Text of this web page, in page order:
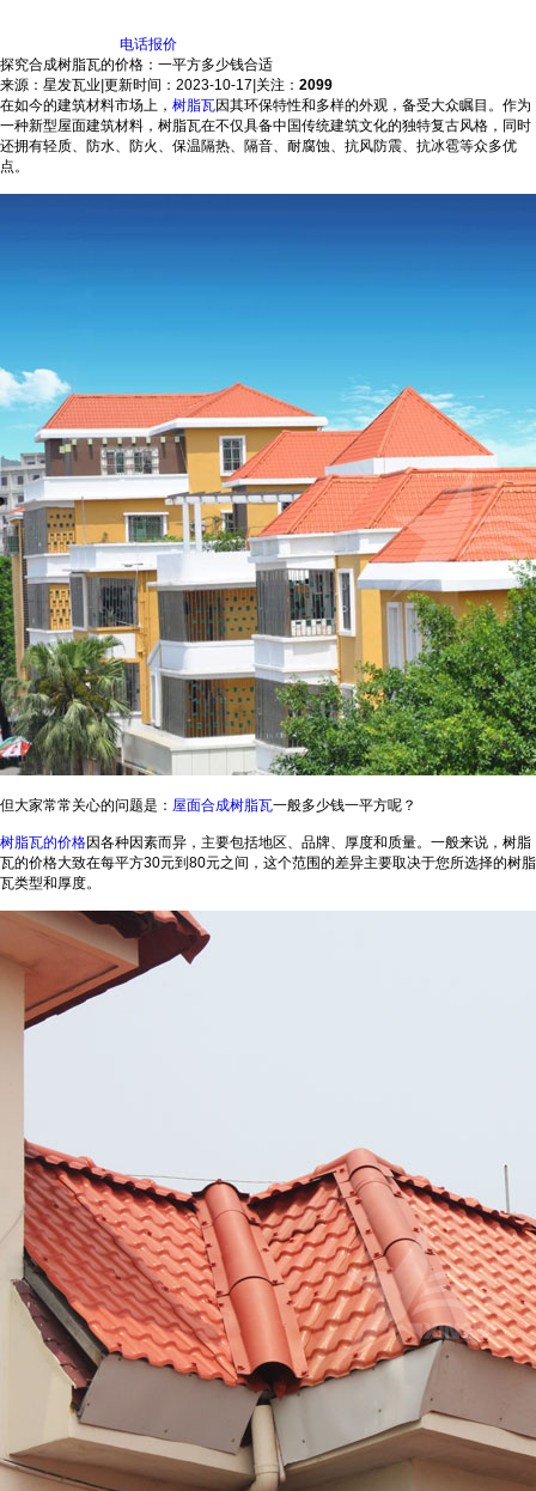
电话报价
探究合成树脂瓦的价格：一平方多少钱合适
来源：星发瓦业 更新时间：2023-10-17 关注： 2099
在如今的建筑材料市场上， 树脂瓦因其环保特性和多样的外观，备受大众瞩目。作为
一种新型屋面建筑材料，树脂瓦在不仅具备中国传统建筑文化的独特复古风格，同时
还拥有轻质、防水、防火、保温隔热、隔音、耐腐蚀、抗风防震、抗冰雹等众多优
点。
但大家常常关心的问题是： 屋面合成树脂瓦一般多少钱一平方呢？
树脂瓦的价格因各种因素而异，主要包括地区、品牌、厚度和质量。一般来说，树脂
瓦的价格大致在每平方30元到80元之间，这个范围的差异主要取决于您所选择的树脂
瓦类型和厚度。